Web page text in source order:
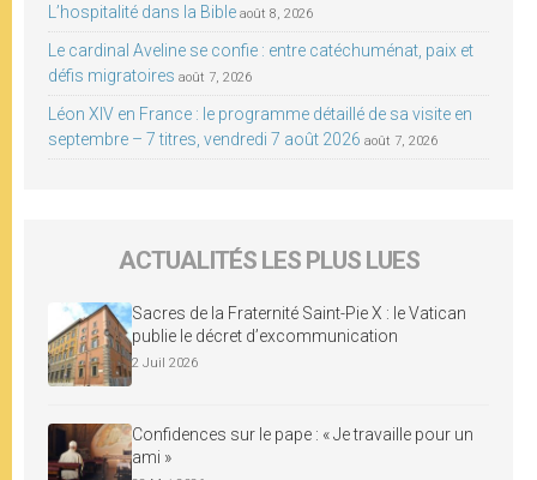
L’hospitalité dans la Bible août 8, 2026
Le cardinal Aveline se confie : entre catéchuménat, paix et
défis migratoires août 7, 2026
Léon XIV en France : le programme détaillé de sa visite en
septembre – 7 titres, vendredi 7 août 2026 août 7, 2026
ACTUALITÉS LES PLUS LUES
Sacres de la Fraternité Saint-Pie X : le Vatican
publie le décret d’excommunication
2 Juil 2026
Confidences sur le pape : « Je travaille pour un
ami »